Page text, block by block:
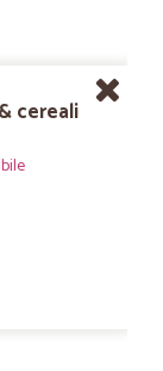
cereali